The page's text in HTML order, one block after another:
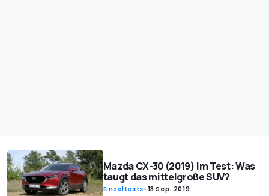
Mazda CX-30 (2019) im Test: Was
taugt das mittelgroße SUV?
Einzeltests-13 Sep. 2019